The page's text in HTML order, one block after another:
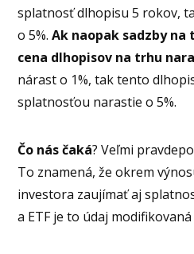
splatnosť dlhopisu 5 rokov,
o 5%.Ak naopak sadzby
cena dlhopisov na trhu
nárast o 1%, tak tento
splatnosťou narastie o 5%.
Čo nás čaká? Veľmi
To znamená, že okrem
investora zaujímať aj
a ETF je to údaj